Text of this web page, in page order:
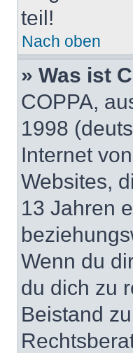
teil!
Nach oben
» Was ist
COPPA,
1998
Internet
Websites,
13 Jahren
Wenn du
du dich zu
Beistand